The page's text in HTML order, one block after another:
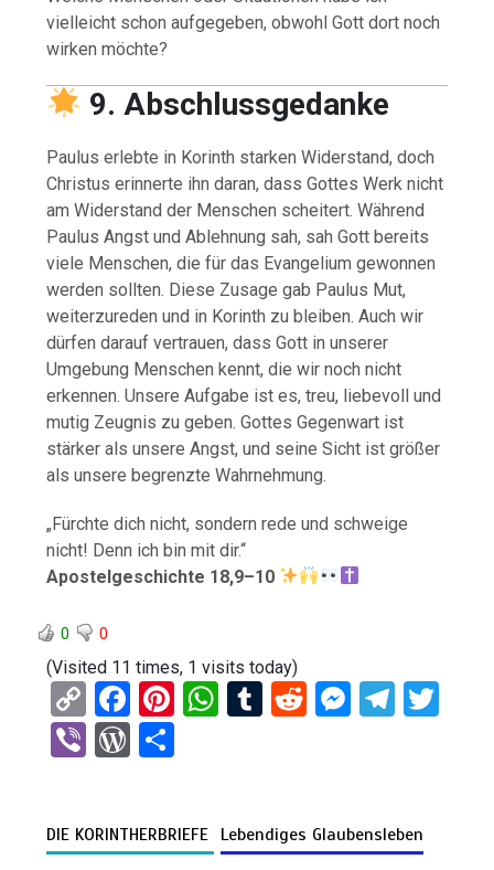
vielleicht schon aufgegeben, obwohl Gott dort noch
wirken möchte?
9. Abschlussgedanke
Paulus erlebte in Korinth starken Widerstand, doch
Christus erinnerte ihn daran, dass Gottes Werk nicht
am Widerstand der Menschen scheitert. Während
Paulus Angst und Ablehnung sah, sah Gott bereits
viele Menschen, die für das Evangelium gewonnen
werden sollten. Diese Zusage gab Paulus Mut,
weiterzureden und in Korinth zu bleiben. Auch wir
dürfen darauf vertrauen, dass Gott in unserer
Umgebung Menschen kennt, die wir noch nicht
erkennen. Unsere Aufgabe ist es, treu, liebevoll und
mutig Zeugnis zu geben. Gottes Gegenwart ist
stärker als unsere Angst, und seine Sicht ist größer
als unsere begrenzte Wahrnehmung.
„Fürchte dich nicht, sondern rede und schweige
nicht! Denn ich bin mit dir.“
Apostelgeschichte 18,9–10
0 0
(Visited 11 times, 1 visits today)
C
o
py
n
F
a
ce
o
Pi
t
W
A
T
r
R
t
M
g
T
a
Vi W
Pr n
DIE KORINTHERBRIEFE Lebendiges Glaubensleben